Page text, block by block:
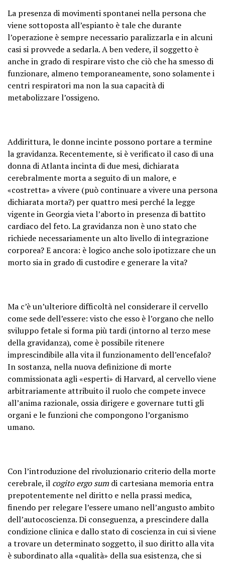
La presenza di movimenti spontanei nella persona che
viene sottoposta all’espianto è tale che durante
l’operazione è sempre necessario paralizzarla e in alcuni
casi si provvede a sedarla. A ben vedere, il soggetto è
anche in grado di respirare visto che ciò che ha smesso di
funzionare, almeno temporaneamente, sono solamente i
centri respiratori ma non la sua capacità di
metabolizzare l’ossigeno.
Addirittura, le donne incinte possono portare a termine
la gravidanza. Recentemente, si è verificato il caso di una
donna di Atlanta incinta di due mesi, dichiarata
cerebralmente morta a seguito di un malore, e
«costretta» a vivere (può continuare a vivere una persona
dichiarata morta?) per quattro mesi perché la legge
vigente in Georgia vieta l’aborto in presenza di battito
cardiaco del feto. La gravidanza non è uno stato che
richiede necessariamente un alto livello di integrazione
corporea? E ancora: è logico anche solo ipotizzare che un
morto sia in grado di custodire e generare la vita?
Ma c’è un’ulteriore difficoltà nel considerare il cervello
come sede dell’essere: visto che esso è l’organo che nello
sviluppo fetale si forma più tardi (intorno al terzo mese
della gravidanza), come è possibile ritenere
imprescindibile alla vita il funzionamento dell’encefalo?
In sostanza, nella nuova definizione di morte
commissionata agli «esperti» di Harvard, al cervello viene
arbitrariamente attribuito il ruolo che compete invece
all’anima razionale, ossia dirigere e governare tutti gli
organi e le funzioni che compongono l’organismo
umano.
Con l’introduzione del rivoluzionario criterio della morte
cerebrale, il cogito ergo sum di cartesiana memoria entra
prepotentemente nel diritto e nella prassi medica,
finendo per relegare l’essere umano nell’angusto ambito
dell’autocoscienza. Di conseguenza, a prescindere dalla
condizione clinica e dallo stato di coscienza in cui si viene
a trovare un determinato soggetto, il suo diritto alla vita
è subordinato alla «qualità» della sua esistenza, che si